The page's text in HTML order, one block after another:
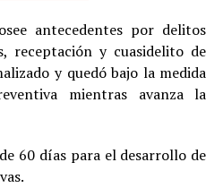
antecedentes por delitos
receptación y cuasidelito de
y quedó bajo la medida
mientras avanza la
60 días para el desarrollo de